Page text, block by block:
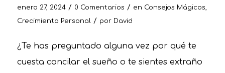
enero 27, 2024 / 0 Comentarios / en Consejos Mágicos
Crecimiento Personal / por David
¿Te has preguntado alguna vez por qué te
cuesta concilar el sueño o te sientes extraño